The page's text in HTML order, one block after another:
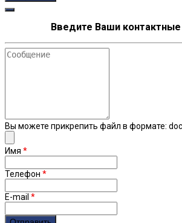
Введите Ваши
Сообщение
Вы можете прикрепить файл в формате:
Имя *
Телефон *
E-mail *